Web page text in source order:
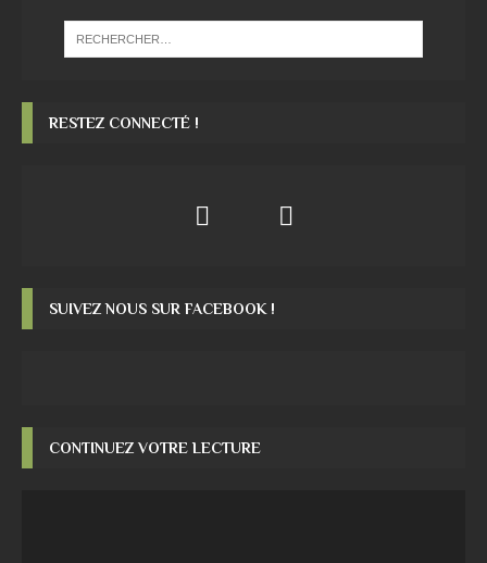
RESTEZ CONNECTÉ !
SUIVEZ NOUS SUR FACEBOOK !
CONTINUEZ VOTRE LECTURE